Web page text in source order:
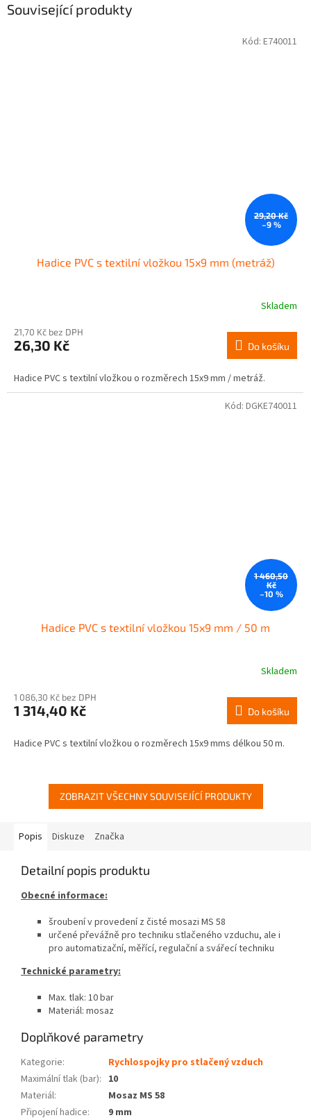
Související produkty
29,20 Kč
–9 %
Hadice PVC s textilní vložkou 15x9 mm (metráž)
Skladem
21,70 Kč bez DPH
26,30 Kč Do košíku
Hadice PVC s textilní vložkou o rozměrech 15x9 mm / metráž.
Kód: E740011
1 460,50
Kč
–10 %
Hadice PVC s textilní vložkou 15x9 mm / 50 m
Skladem
1 086,30 Kč bez DPH
1 314,40 Kč Do košíku
Hadice PVC s textilní vložkou o rozměrech 15x9 mms délkou 50 m.
Kód: DGKE740011
ZOBRAZIT VŠECHNY SOUVISEJÍCÍ PRODUKTY
Popis Diskuze Značka
Detailní popis produktu
Obecné informace:
šroubení v provedení z čisté mosazi MS 58
určené převážně pro techniku stlačeného vzduchu, ale i
pro automatizační, měřící, regulační a svářecí techniku
Technické parametry:
Max. tlak: 10 bar
Materiál: mosaz
Doplňkové parametry
Kategorie:
Rychlospojky pro stlačený vzduch
Maximální tlak (bar): 10
Materiál:
Mosaz MS 58
Připojení hadice: 9 mm